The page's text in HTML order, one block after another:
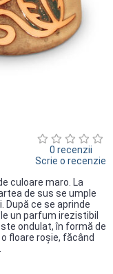
0 recenzii
Scrie o recenzie
culoare maro. La
de sus se umple
După ce se aprinde
un parfum irezistibil
ondulat, în formă de
floare roşie, făcând